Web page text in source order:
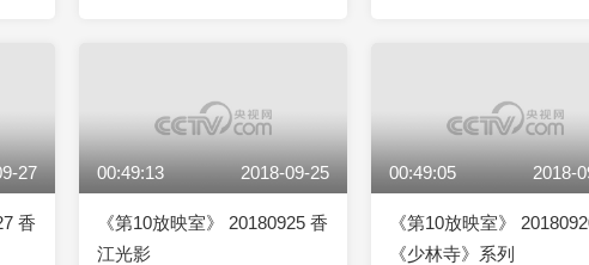
27
香
00:49:13 2018-09-25
《第10放映室》 20180925 香
江光影
00:49:05 2018-
《第10放映室》
《少林寺》系列